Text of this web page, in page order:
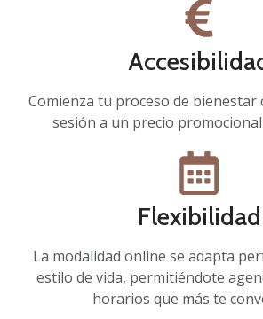
Comienza tu proceso de bienestar
sesión a un precio
Flexibilidad
La modalidad online se adapta
estilo de vida, permitiéndote
horarios que más te